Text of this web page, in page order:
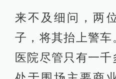
来不及细问，两
子，将其抬上警
医院尽管只有一